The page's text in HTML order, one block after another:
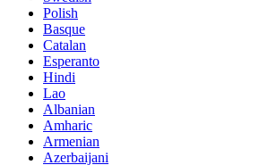
Polish
Basque
Catalan
Esperanto
Hindi
Lao
Albanian
Amharic
Armenian
Azerbaijani